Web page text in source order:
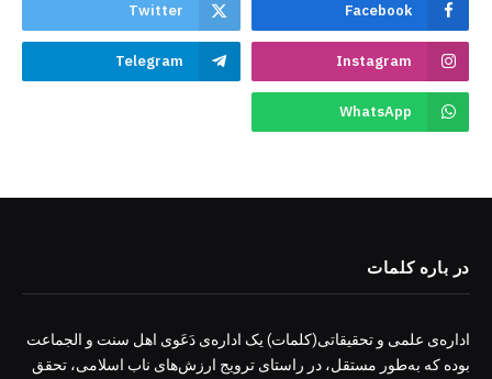
Facebook
Twitter
Instagram
Telegram
WhatsApp
در باره کلمات
اداره‌ی علمی و تحقیقاتی(کلمات) یک اداره‌ی دَعَوی اهل سنت و الجماعت
بوده که به‌طور مستقل، در راستای ترویج ارزش‌های ناب اسلامی، تحقق